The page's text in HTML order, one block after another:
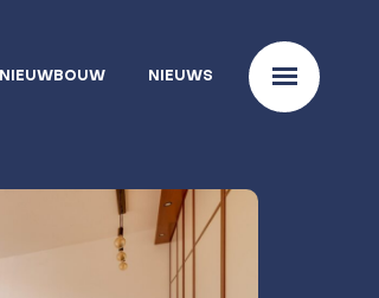
NIEUWBOUW NIEUWS